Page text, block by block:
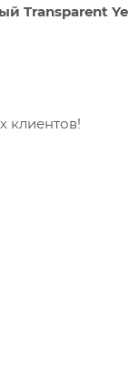
Transparent
клиентов!